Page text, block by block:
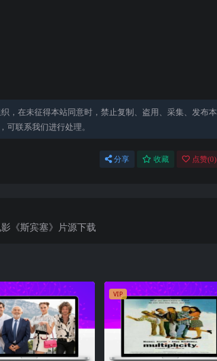
，在未征得本站同意时，禁止复制、盗用、采集、发布本
联系我们进行处理。
分享 收藏 点赞(0)
《斯宾塞》片源下载
VIP